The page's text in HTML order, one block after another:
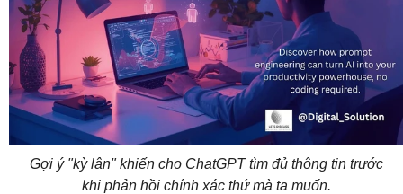
Gợi ý "kỳ lân" khiến cho ChatGPT tìm đủ thông tin trước
khi phản hồi chính xác thứ mà ta muốn.